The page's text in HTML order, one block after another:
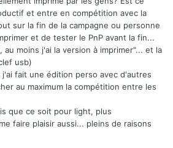
et entre en compétition avec la
sur la fin de la campagne ou personne
et de tester le PnP avant la fin...
moins j'ai la version à imprimer"... et la
usb)
fait une édition perso avec d'autres
au maximum la compétition entre les
que ce soit pour light, plus
faire plaisir aussi... pleins de raisons